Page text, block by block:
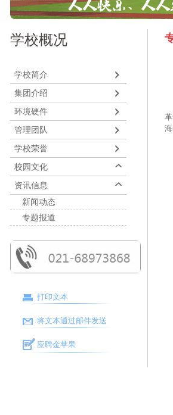
学校概况
学校简介
集团介绍
环境硬件
管理团队
学校荣誉
校园文化
资讯信息
新闻动态
专题报道
打印文本
将文本通过邮件发送
应聘金苹果